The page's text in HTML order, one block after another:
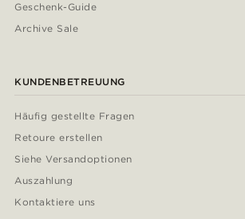
Geschenk-Guide
Archive Sale
KUNDENBETREUUNG
Häufig gestellte Fragen
Retoure erstellen
Siehe Versandoptionen
Auszahlung
Kontaktiere uns